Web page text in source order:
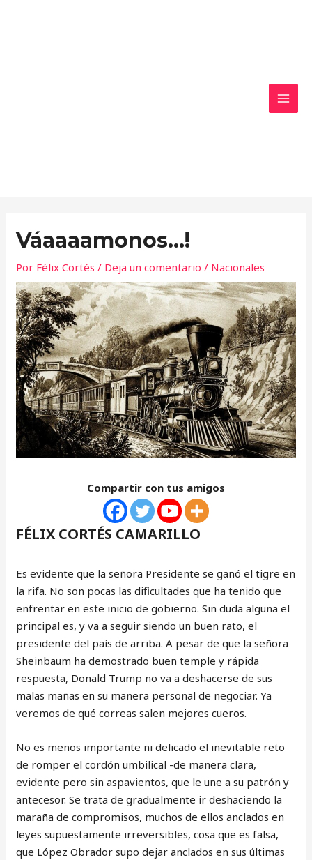
Váaaaamonos…!
Por Félix Cortés/ Deja un comentario / Nacionales
Compartir con tus amigos
FÉLIX CORTÉS CAMARILLO
Es evidente que la señora Presidente se ganó el tigre en
la rifa. No son pocas las dificultades que ha tenido que
enfrentar en este inicio de gobierno. Sin duda alguna el
principal es, y va a seguir siendo un buen rato, el
presidente del país de arriba. A pesar de que la señora
Sheinbaum ha demostrado buen temple y rápida
respuesta, Donald Trump no va a deshacerse de sus
malas mañas en su manera personal de negociar. Ya
veremos de qué correas salen mejores cueros.
No es menos importante ni delicado el inevitable reto
de romper el cordón umbilical -de manera clara,
evidente pero sin aspavientos, que le une a su patrón y
antecesor. Se trata de gradualmente ir deshaciendo la
maraña de compromisos, muchos de ellos anclados en
leyes supuestamente irreversibles, cosa que es falsa,
que López Obrador supo dejar anclados en sus últimas